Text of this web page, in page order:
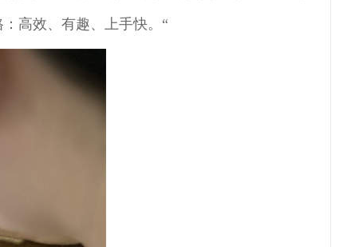
高效、有趣、上手快。“